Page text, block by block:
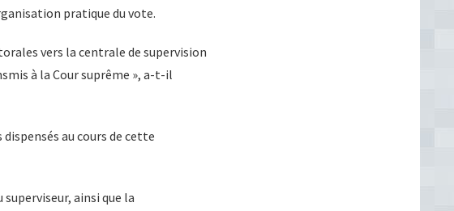
pratique du vote.
vers la centrale de supervision
à la Cour suprême », a-t-il
au cours de cette
ainsi que la